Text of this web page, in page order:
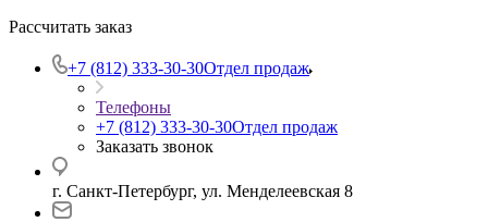
Рассчитать заказ
+7 (812) 333-30-30Отдел продаж
Телефоны
+7 (812) 333-30-30Отдел продаж
Заказать звонок
г. Санкт-Петербург, ул. Менделеевская 8